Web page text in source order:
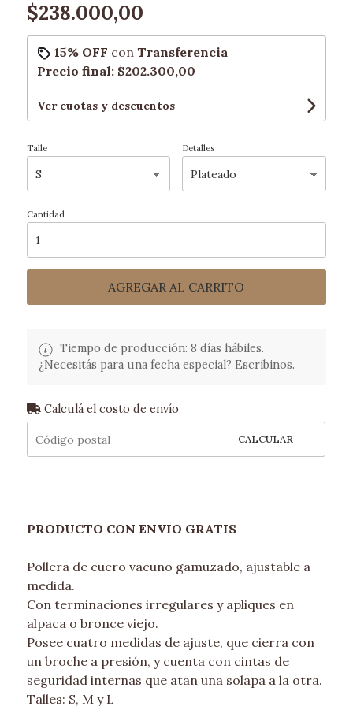
$238.000,00
15% OFF con Transferencia
Precio final: $202.300,00
Ver cuotas y descuentos
Talle Detalles
Cantidad
AGREGAR AL CARRITO
Tiempo de producción: 8 días hábiles.
¿Necesitás para una fecha especial? Escribinos.
Calculá el costo de envío
CALCULAR
PRODUCTO CON ENVIO GRATIS
Pollera de cuero vacuno gamuzado, ajustable a
medida.
Con terminaciones irregulares y apliques en
alpaca o bronce viejo.
Posee cuatro medidas de ajuste, que cierra con
un broche a presión, y cuenta con cintas de
seguridad internas que atan una solapa a la otra.
Talles: S, M y L